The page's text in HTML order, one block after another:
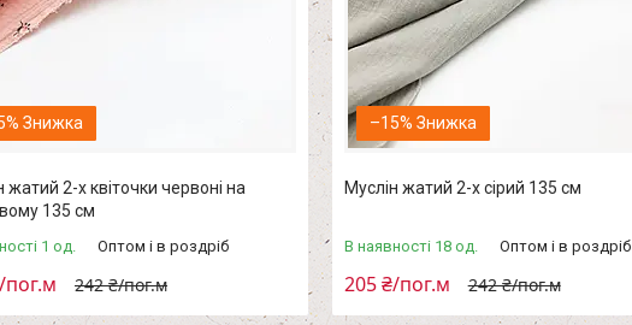
жатий 2-х квіточки червоні на
135 см
1 од. Оптом і в роздріб
242 ₴/пог.м
пог.м
–15%
Муслін жатий 2-х сірий 135 см
В наявності 18 од. Оптом і в роздріб
242 ₴/пог.м
205 ₴/пог.м